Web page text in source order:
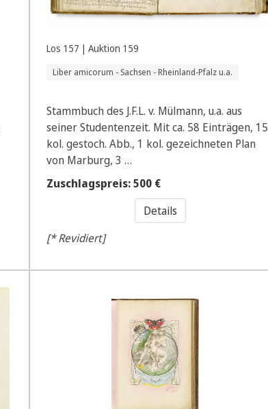
Los 157 | Auktion 159
Liber amicorum - Sachsen - Rheinland-Pfalz u.a.
Stammbuch des J.F.L. v. Mülmann, u.a. aus
seiner Studentenzeit. Mit ca. 58 Einträgen, 15
kol. gestoch. Abb., 1 kol. gezeichneten Plan
von Marburg, 3 …
Zuschlagspreis: 500 €
Details
[* Revidiert]